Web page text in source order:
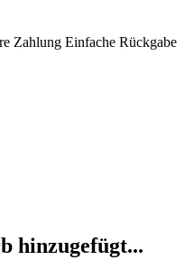
Zahlung Einfache Rückgabe
hinzugefügt...